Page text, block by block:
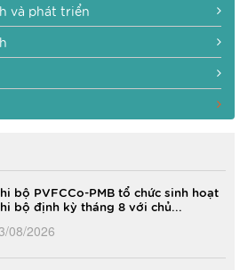
và phát triển
bộ PVFCCo-PMB tổ chức sinh hoạt
bộ định kỳ tháng 8 với chủ...
08/2026